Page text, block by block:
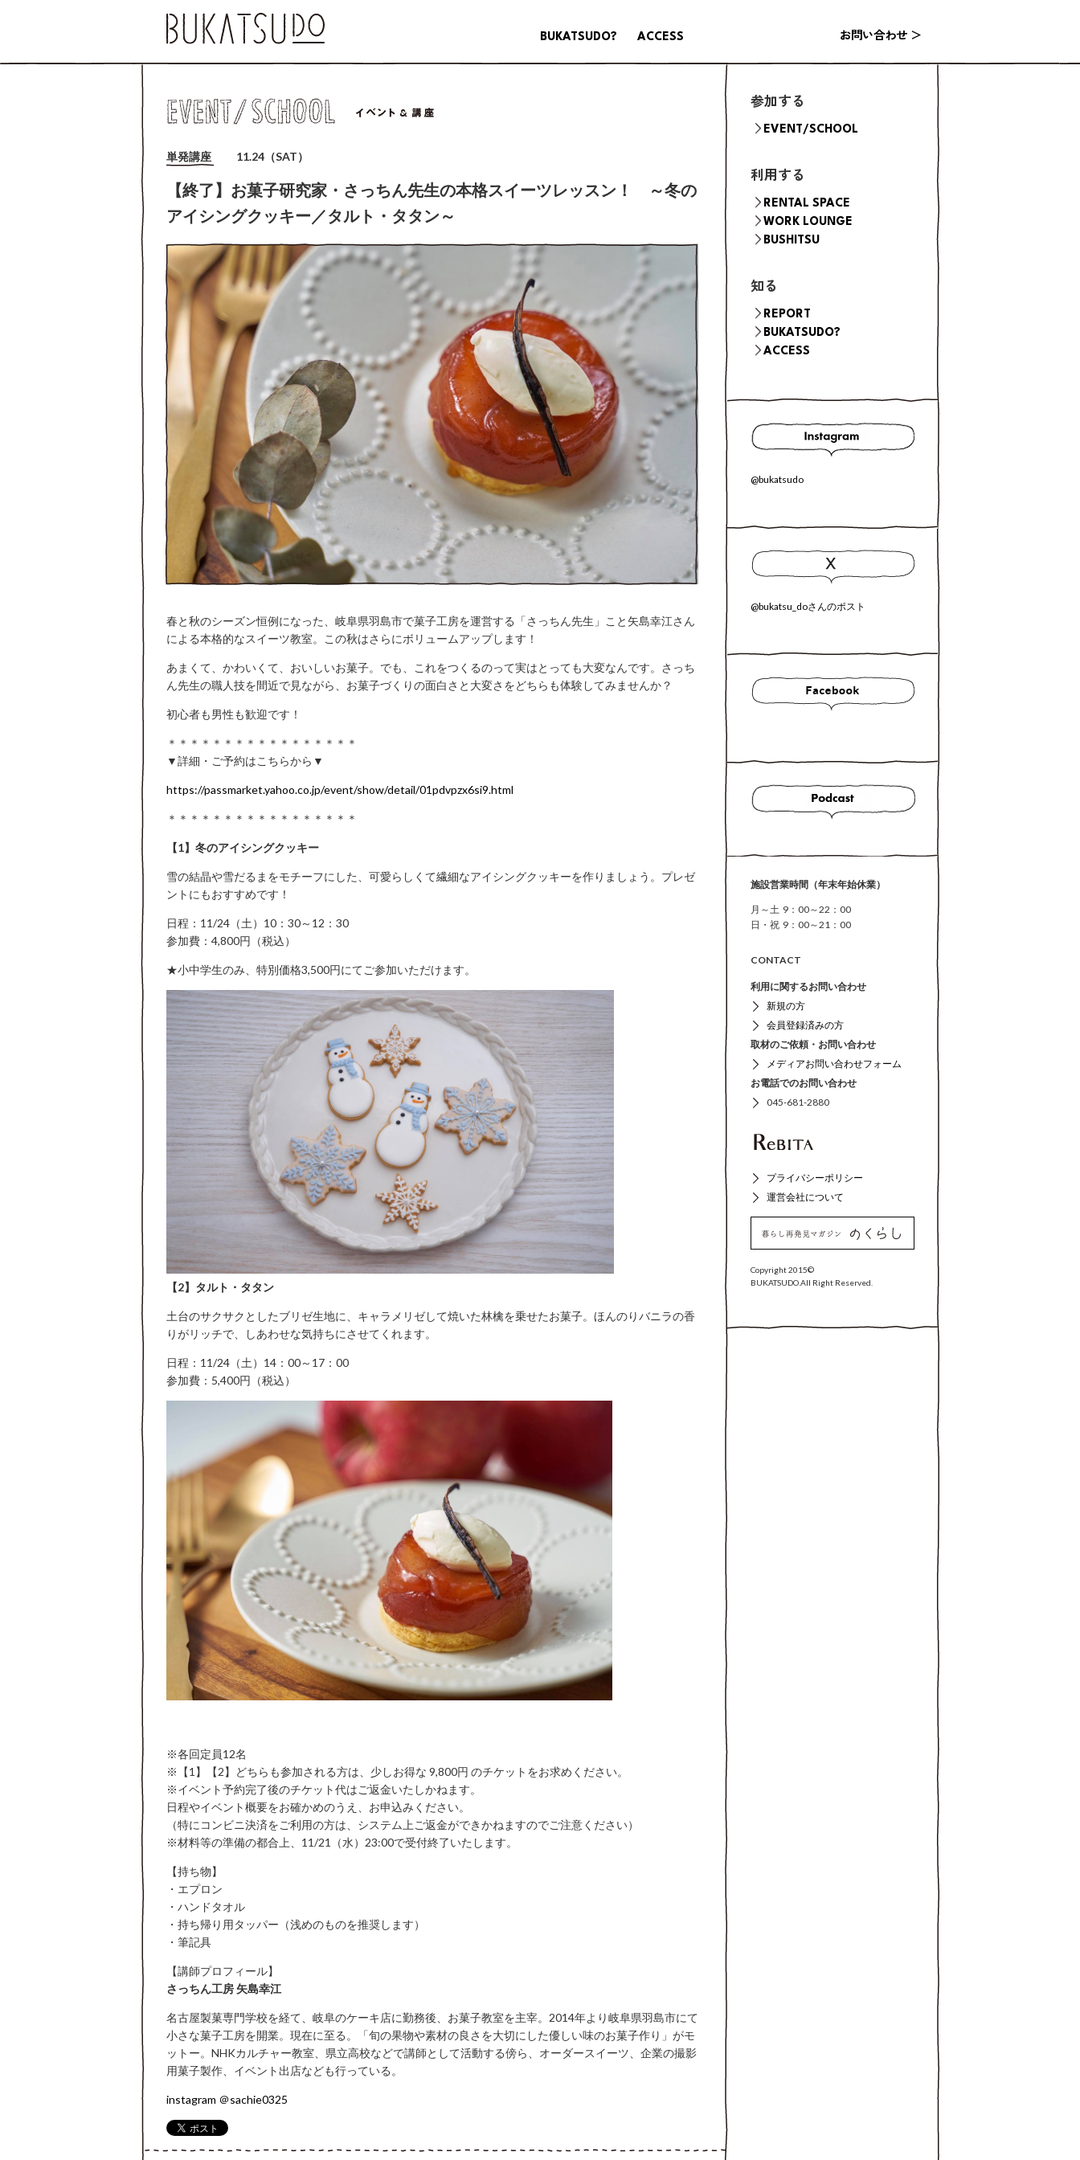
BUKATSUDO? ACCESS お問い合わせ ＞
単発講座 11.24（SAT）
【終了】お菓子研究家・さっちん先生の本格スイーツレッスン！ ～冬の
アイシングクッキー／タルト・タタン～
春と秋のシーズン恒例になった、岐阜県羽島市で菓子工房を運営する「さっちん先生」こと矢島幸江さん
による本格的なスイーツ教室。この秋はさらにボリュームアップします！
あまくて、かわいくて、おいしいお菓子。でも、これをつくるのって実はとっても大変なんです。さっち
ん先生の職人技を間近で見ながら、お菓子づくりの面白さと大変さをどちらも体験してみませんか？
初心者も男性も歓迎です！
＊＊＊＊＊＊＊＊＊＊＊＊＊＊＊＊＊
▼詳細・ご予約はこちらから▼
https://passmarket.yahoo.co.jp/event/show/detail/01pdvpzx6si9.html
＊＊＊＊＊＊＊＊＊＊＊＊＊＊＊＊＊
【1】冬のアイシングクッキー
雪の結晶や雪だるまをモチーフにした、可愛らしくて繊細なアイシングクッキーを作りましょう。プレゼ
ントにもおすすめです！
日程：11/24（土）10：30～12：30
参加費：4,800円（税込）
★小中学生のみ、特別価格3,500円にてご参加いただけます。
【2】タルト・タタン
土台のサクサクとしたブリゼ生地に、キャラメリゼして焼いた林檎を乗せたお菓子。ほんのりバニラの香
りがリッチで、しあわせな気持ちにさせてくれます。
日程：11/24（土）14：00～17：00
参加費：5,400円（税込）
※各回定員12名
※【1】【2】どちらも参加される方は、少しお得な 9,800円 のチケットをお求めください。
※イベント予約完了後のチケット代はご返金いたしかねます。
日程やイベント概要をお確かめのうえ、お申込みください。
（特にコンビニ決済をご利用の方は、システム上ご返金ができかねますのでご注意ください）
※材料等の準備の都合上、11/21（水）23:00で受付終了いたします。
【持ち物】
・エプロン
・ハンドタオル
・持ち帰り用タッパー（浅めのものを推奨します）
・筆記具
【講師プロフィール】
さっちん工房 矢島幸江
名古屋製菓専門学校を経て、岐阜のケーキ店に勤務後、お菓子教室を主宰。2014年より岐阜県羽島市にて
小さな菓子工房を開業。現在に至る。「旬の果物や素材の良さを大切にした優しい味のお菓子作り」がモ
ットー。NHKカルチャー教室、県立高校などで講師として活動する傍ら、オーダースイーツ、企業の撮影
用菓子製作、イベント出店なども行っている。
instagram ＠sachie0325
参加する
EVENT/SCHOOL
利用する
RENTAL SPACE
FLOW（ご利用の流れ）
KITCHEN
STUDIO
ROOM
WORK LOUNGE
BUSHITSU
知る
REPORT
BUKATSUDO?
ACCESS
@bukatsudo
@bukatsu_doさんのポスト
施設営業時間（年末年始休業）
月～土 9：00～22：00
日・祝 9：00～21：00
CONTACT
利用に関するお問い合わせ
新規の方
会員登録済みの方
取材のご依頼・お問い合わせ
メディアお問い合わせフォーム
お電話でのお問い合わせ
045-681-2880
プライバシーポリシー
運営会社について
Copyright 2015©
BUKATSUDO.All Right Reserved.